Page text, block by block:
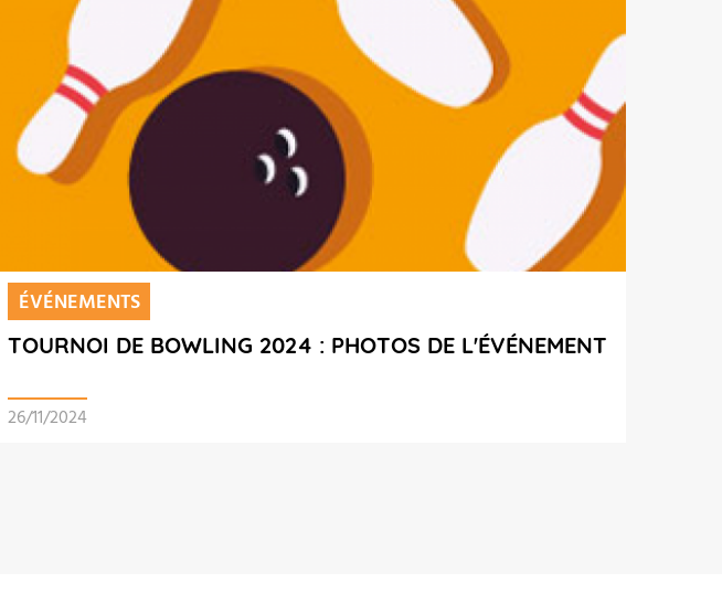
ÉVÉNEMENTS
TOURNOI DE BOWLING 2024 : PHOTOS DE L'ÉVÉNEMENT
26/11/2024